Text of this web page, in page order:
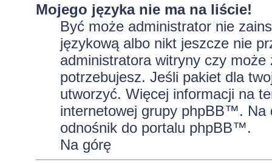
Mojego języka nie ma na liście!
Być może administrator nie
językową albo nikt jeszcze nie
administratora witryny czy
potrzebujesz. Jeśli pakiet dla
utworzyć. Więcej informacji na
internetowej grupy phpBB™. Na
odnośnik do portalu phpBB™.
Na górę